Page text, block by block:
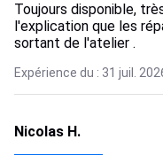
Toujours disponible,
l'explication que les
sortant de l'atelier .
Expérience du : 31 juil.
Nicolas H.